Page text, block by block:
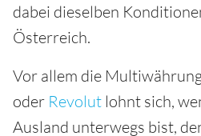
dabei dieselben
Österreich.
Vor allem die
oder Revolut lohnt sich,
Ausland unterwegs bist,